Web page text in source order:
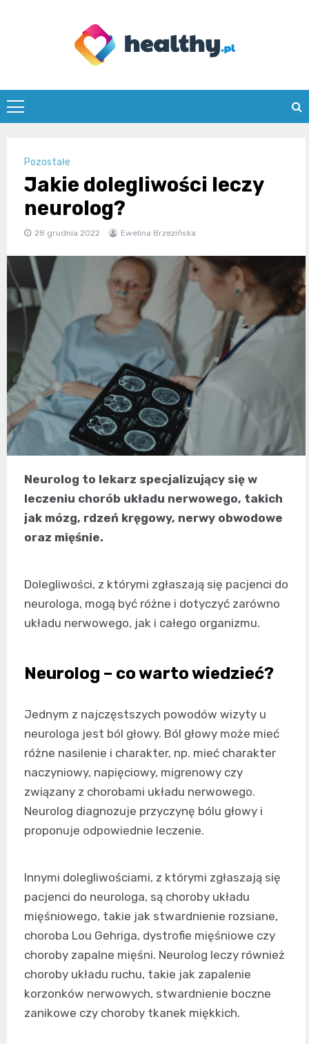
healthy.pl
Pozostałe
Jakie dolegliwości leczy
neurolog?
28 grudnia 2022 Ewelina Brzezińska
Neurolog to lekarz specjalizujący się w
leczeniu chorób układu nerwowego, takich
jak mózg, rdzeń kręgowy, nerwy obwodowe
oraz mięśnie.
Dolegliwości, z którymi zgłaszają się pacjenci do
neurologa, mogą być różne i dotyczyć zarówno
układu nerwowego, jak i całego organizmu.
Neurolog – co warto wiedzieć?
Jednym z najczęstszych powodów wizyty u
neurologa jest ból głowy. Ból głowy może mieć
różne nasilenie i charakter, np. mieć charakter
naczyniowy, napięciowy, migrenowy czy
związany z chorobami układu nerwowego.
Neurolog diagnozuje przyczynę bólu głowy i
proponuje odpowiednie leczenie.
Innymi dolegliwościami, z którymi zgłaszają się
pacjenci do neurologa, są choroby układu
mięśniowego, takie jak stwardnienie rozsiane,
choroba Lou Gehriga, dystrofie mięśniowe czy
choroby zapalne mięśni. Neurolog leczy również
choroby układu ruchu, takie jak zapalenie
korzonków nerwowych, stwardnienie boczne
zanikowe czy choroby tkanek miękkich.